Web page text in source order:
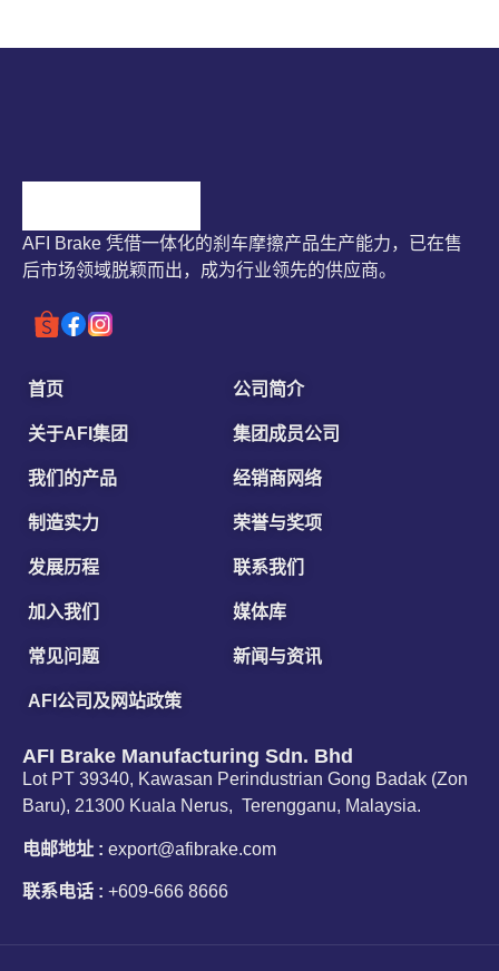
AFI Brake 凭借一体化的刹车摩擦产品生产能力，已在售
后市场领域脱颖而出，成为行业领先的供应商。
首页 公司简介
关于AFI集团 集团成员公司
我们的产品 经销商网络
制造实力 荣誉与奖项
发展历程 联系我们
加入我们 媒体库
常见问题 新闻与资讯
AFI公司及网站政策
AFI Brake Manufacturing Sdn. Bhd
Lot PT 39340, Kawasan Perindustrian Gong Badak (Zon
Baru), 21300 Kuala Nerus, Terengganu, Malaysia.
电邮地址 : export@afibrake.com
联系电话 : +609-666 8666